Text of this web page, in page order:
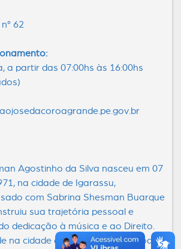
62
a partir das 07:00hs às 16:00hs
Agostinho da Silva nasceu em 07
na cidade de Igarassu,
com Sabrina Shesman Buarque
sua trajetória pessoal e
dedicação à música e ao Direito.
na cidade de São José da Coroa